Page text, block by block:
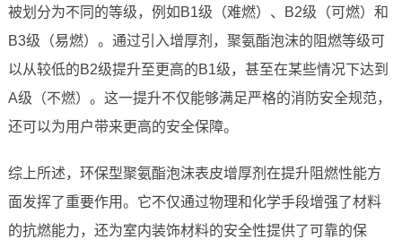
被划分为不同的等级，例如B1级（难燃）、B2级（可燃）和
B3级（易燃）。通过引入增厚剂，聚氨酯泡沫的阻燃等级可
以从较低的B2级提升至更高的B1级，甚至在某些情况下达到
A级（不燃）。这一提升不仅能够满足严格的消防安全规范，
还可以为用户带来更高的安全保障。
综上所述，环保型聚氨酯泡沫表皮增厚剂在提升阻燃性能方
面发挥了重要作用。它不仅通过物理和化学手段增强了材料
的抗燃能力，还为室内装饰材料的安全性提供了可靠的保